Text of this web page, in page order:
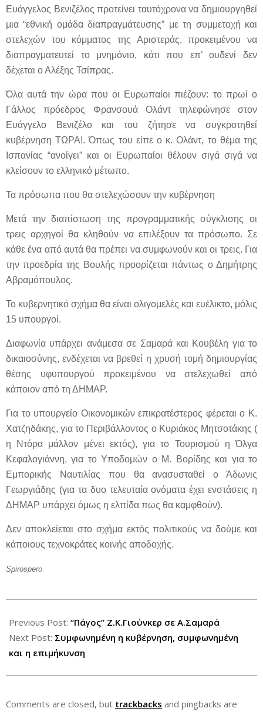
Ευάγγελος Βενιζέλος προτείνει ταυτόχρονα να δημιουργηθεί
μια “εθνική ομάδα διαπραγμάτευσης” με τη συμμετοχή και
στελεχών του κόμματος της Αριστεράς, προκειμένου να
διαπραγματευτεί το μνημόνιο, κάτι που επ’ ουδενί δεν
δέχεται ο Αλέξης Τσίπρας.
Όλα αυτά την ώρα που οι Ευρωπαίοι πιέζουν: το πρωί ο
Γάλλος πρόεδρος Φρανσουά Ολάντ τηλεφώνησε στον
Ευάγγελο Βενιζέλο και του ζήτησε να συγκροτηθεί
κυβέρνηση ΤΩΡΑ!. Όπως του είπε ο κ. Ολάντ, το θέμα της
Ισπανίας “ανοίγει” και οι Ευρωπαίοι θέλουν σιγά σιγά να
κλείσουν το ελληνικό μέτωπο.
Τα πρόσωπα που θα στελεχώσουν την κυβέρνηση
Μετά την διαπίστωση της προγραμματικής σύγκλισης οι
τρεις αρχηγοί θα κληθούν να επιλέξουν τα πρόσωπο. Σε
κάθε ένα από αυτά θα πρέπει να συμφωνούν και οι τρεις. Για
την προεδρία της Βουλής προορίζεται πάντως ο Δημήτρης
Αβραμόπουλος.
Το κυβερνητικό σχήμα θα είναι ολιγομελές και ευέλικτο, μόλις
15 υπουργοί.
Διαφωνία υπάρχει ανάμεσα σε Σαμαρά και Κουβέλη για το
δικαιοσύνης, ενδέχεται να βρεθεί η χρυσή τομή δημιουργίας
θέσης υφυπουργού προκειμένου να στελεχωθεί από
κάποιον από τη ΔΗΜΑΡ.
Για το υπουργείο Οικονομικών επικρατέστερος φέρεται ο Κ.
Χατζηδάκης, για το Περιβάλλοντος ο Κυριάκος Μητσοτάκης (
η Ντόρα μάλλον μένει εκτός), για το Τουρισμού η Όλγα
Κεφαλογιάννη, για το Υποδομών ο Μ. Βορίδης και για το
Εμπορικής Ναυτιλίας που θα ανασυσταθεί ο Άδωνις
Γεωργιάδης (για τα δυο τελευταία ονόματα έχει ενστάσεις η
ΔΗΜΑΡ υπάρχει όμως η ελπίδα πως θα καμφθούν).
Δεν αποκλείεται στο σχήμα εκτός πολιτικούς να δούμε και
κάποιους τεχνοκράτες κοινής αποδοχής.
Spirospero
06-
19
Previous Post: “Πάγος” Ζ.Κ.Γιούνκερ σε Α.Σαμαρά
Next Post: Συμφωνημένη η κυβέρνηση, συμφωνημένη
και η επιμήκυνση
Comments are closed, but trackbacks and pingbacks are